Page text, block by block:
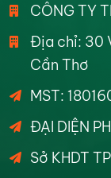
CÔNG TY
Địa chỉ: 30
Cần Thơ
MST:
ĐẠI DIỆN
Sở KHDT